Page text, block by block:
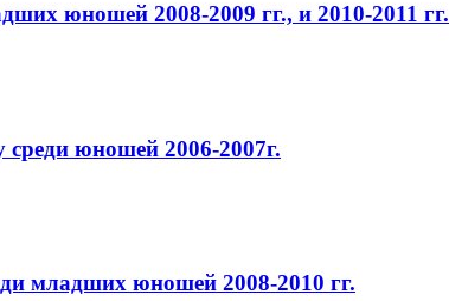
юношей 2008-2009 гг., и 2010-2011 гг.
среди юношей 2006-2007г.
младших юношей 2008-2010 гг.